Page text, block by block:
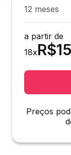
12 meses
a partir de
18xR$
Preços